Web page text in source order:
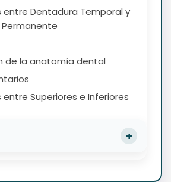
entre Dentadura Temporal y
de la anatomía dental
entre Superiores e Inferiores